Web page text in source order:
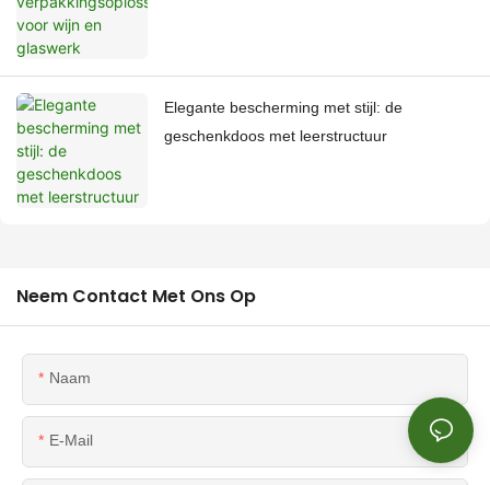
Elegante bescherming met stijl: de
geschenkdoos met leerstructuur
Neem Contact Met Ons Op
Naam
E-Mail